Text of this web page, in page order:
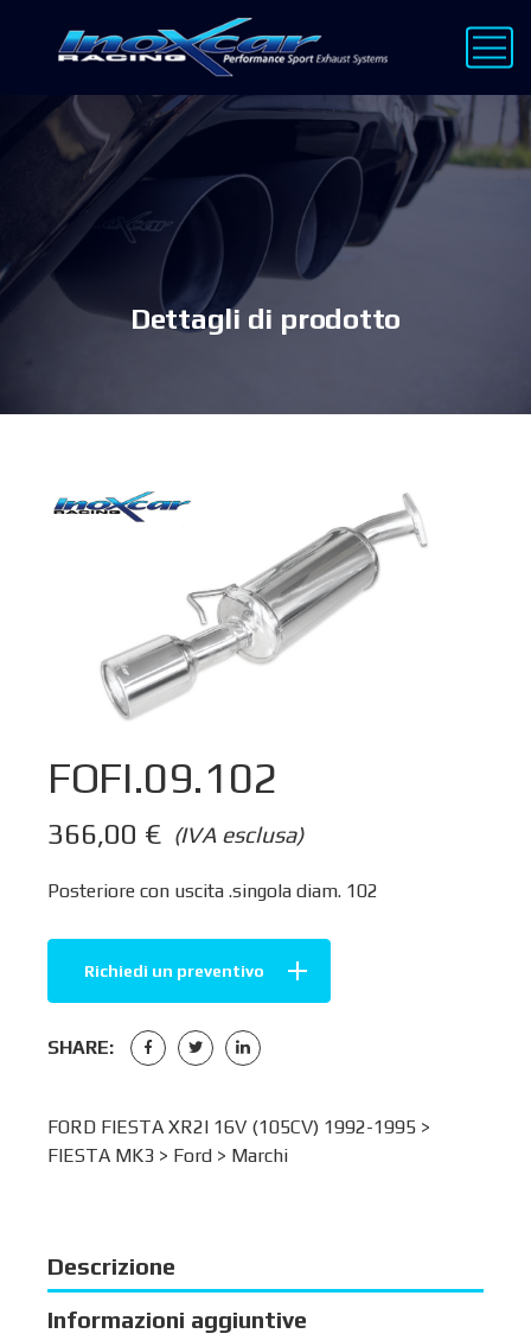
Dettagli di prodotto
FOFI.09.102
(IVA esclusa)
366,00 €
Posteriore con uscita .singola diam. 102
Richiedi un preventivo
SHARE:
FORD FIESTA XR2I 16V (105CV) 1992-1995 >
FIESTA MK3 > Ford > Marchi
Descrizione
Informazioni aggiuntive